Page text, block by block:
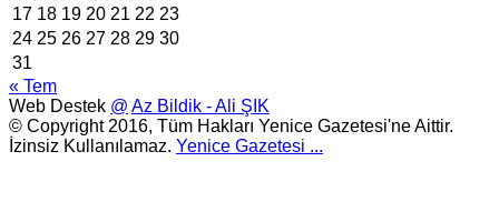
17 18 19 20 21 22 23
24 25 26 27 28 29 30
31
« Tem
Web Destek @ Az Bildik - Ali ŞIK
© Copyright 2016, Tüm Hakları Yenice Gazetesi'ne Aittir.
İzinsiz Kullanılamaz. Yenice Gazetesi ...